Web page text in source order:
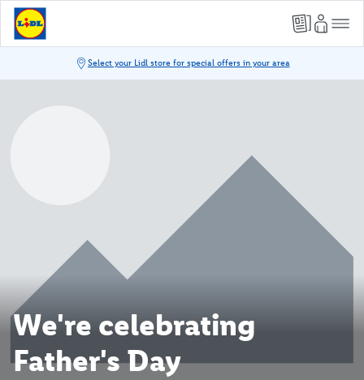
We're celebrating
Father's Day